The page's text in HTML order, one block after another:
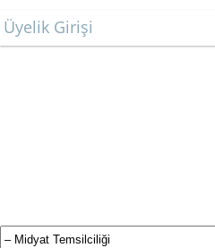
Üyelik Girişi